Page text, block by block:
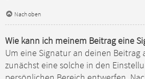
Nach oben
Wie kann ich meinem Beitrag eine
Um eine Signatur an deinen Beitrag
zunächst eine solche in den